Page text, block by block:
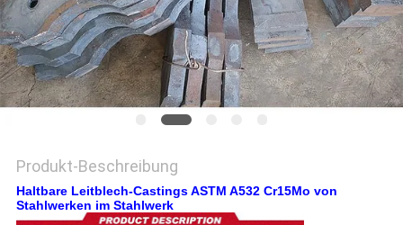
SITEMAP
DATENSCHUTZRICHTLINIE
Produkt-Beschreibung
Haltbare Leitblech-Castings ASTM A532 Cr15Mo von
Stahlwerken im Stahlwerk